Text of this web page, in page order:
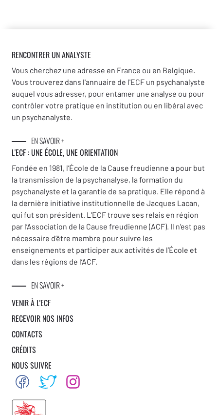
RENCONTRER UN ANALYSTE
Vous cherchez une adresse en France ou en Belgique.
Vous trouverez dans l'annuaire de l'ECF un psychanalyste
auquel vous adresser, pour entamer une analyse ou pour
contrôler votre pratique en institution ou en libéral avec
un psychanalyste.
EN SAVOIR +
L'ECF : UNE ÉCOLE, UNE ORIENTATION
Fondée en 1981, l’École de la Cause freudienne a pour but
la transmission de la psychanalyse, la formation du
psychanalyste et la garantie de sa pratique. Elle répond à
la dernière initiative institutionnelle de Jacques Lacan,
qui fut son président. L’ECF trouve ses relais en région
par l’Association de la Cause freudienne (ACF). Il n’est pas
nécessaire d’être membre pour suivre les
enseignements et participer aux activités de l’École et
dans les régions de l’ACF.
EN SAVOIR +
VENIR À L’ECF
RECEVOIR NOS INFOS
CONTACTS
CRÉDITS
NOUS SUIVRE